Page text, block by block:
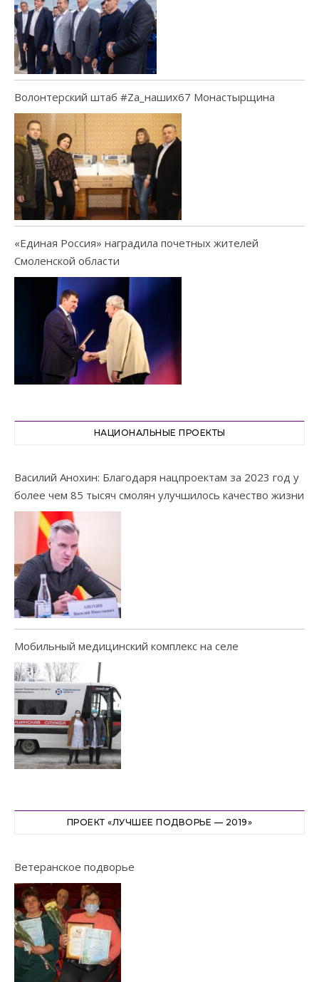
Волонтерский штаб #Za_наших67 Монастырщина
«Единая Россия» наградила почетных жителей
Смоленской области
НАЦИОНАЛЬНЫЕ ПРОЕКТЫ
Василий Анохин: Благодаря нацпроектам за 2023 год у
более чем 85 тысяч смолян улучшилось качество жизни
Мобильный медицинский комплекс на селе
ПРОЕКТ «ЛУЧШЕЕ ПОДВОРЬЕ — 2019»
Ветеранское подворье